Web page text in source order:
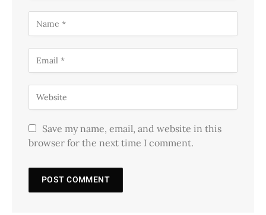
Save my name, email, and website in this
browser for the next time I comment.